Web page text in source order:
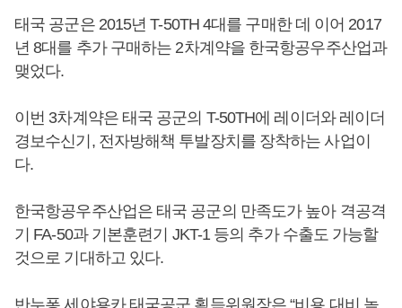
태국 공군은 2015년 T-50TH 4대를 구매한 데 이어 2017
년 8대를 추가 구매하는 2차계약을 한국항공우주산업과
맺었다.
이번 3차계약은 태국 공군의 T-50TH에 레이더와 레이더
경보수신기, 전자방해책 투발장치를 장착하는 사업이
다.
한국항공우주산업은 태국 공군의 만족도가 높아 격공격
기 FA-50과 기본훈련기 JKT-1 등의 추가 수출도 가능할
것으로 기대하고 있다.